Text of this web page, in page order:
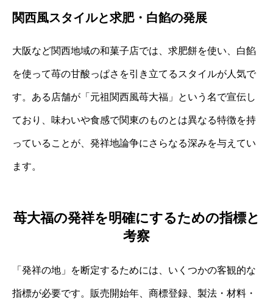
関西風スタイルと求肥・白餡の発展
大阪など関西地域の和菓子店では、求肥餅を使い、白餡
を使って苺の甘酸っぱさを引き立てるスタイルが人気で
す。ある店舗が「元祖関西風苺大福」という名で宣伝し
ており、味わいや食感で関東のものとは異なる特徴を持
っていることが、発祥地論争にさらなる深みを与えてい
ます。
苺大福の発祥を明確にするための指標と
考察
「発祥の地」を断定するためには、いくつかの客観的な
指標が必要です。販売開始年、商標登録、製法・材料・